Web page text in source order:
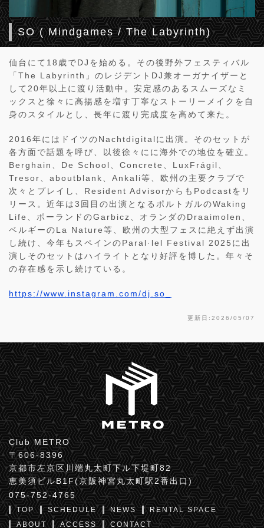
SO ( Mindgames / The Labyrinth)
仙台にて18歳でDJを始める。その後野外フェスティバル
「The Labyrinth」のレジデントDJ兼オーガナイザーと
して20年以上に渡り活動中。安定感のあるスムーズなミ
ックスと徐々に高揚感を増す丁寧なストーリーメイクを自
身のスタイルとし、長年に渡り完成度を高めて来た。
2016年にはドイツのNachtdigitalに出演。そのセットが
各方面で話題を呼び、以後徐々にに海外での地位を確立。
Berghain、De School、Concrete、LuxFrágil、
Tresor、aboutblank、Ankali等、欧州の主要クラブで
次々とプレイし、Resident AdvisorからもPodcastをリ
リース。近年は3回目の出演となるポルトガルのWaking
Life、ポーランドのGarbicz、オランダのDraaimolen、
ベルギーのLa Nature等、欧州の大型フェスに絶えず出演
し続け、今年もスペインのParal·lel Festival 2025に出
演しそのセットはハイライトとなり好評を博した。年々そ
の存在感を示し続けている。
https://www.instagram.com/dj.so_
更新日:2026/05/07
Club METRO
〒606-8396
京都市左京区川端丸太町下ル下堤町82
恵美須ビルB1F(京阪神宮丸太町駅2番出口)
075-752-4765
TOP SCHEDULE NEWS
RENTAL SPACE
ABOUT
ACCESS CONTACT